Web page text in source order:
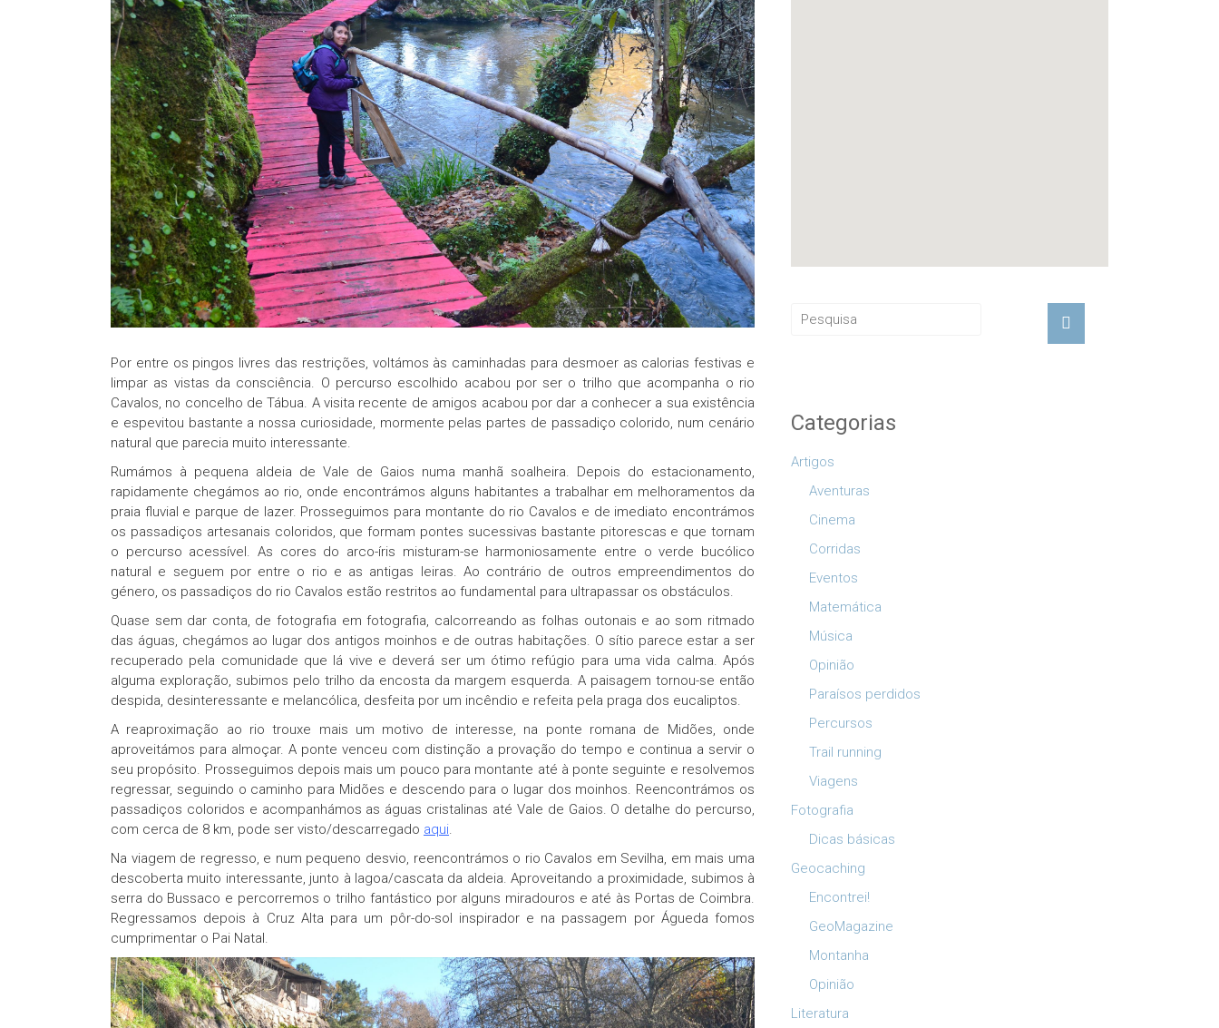
Por entre os pingos livres das restrições, voltámos às caminhadas para desmoer as calorias festivas e
limpar as vistas da consciência. O percurso escolhido acabou por ser o trilho que acompanha o rio
Cavalos, no concelho de Tábua. A visita recente de amigos acabou por dar a conhecer a sua existência
e espevitou bastante a nossa curiosidade, mormente pelas partes de passadiço colorido, num cenário
natural que parecia muito interessante.
Rumámos à pequena aldeia de Vale de Gaios numa manhã soalheira. Depois do estacionamento,
rapidamente chegámos ao rio, onde encontrámos alguns habitantes a trabalhar em melhoramentos da
praia fluvial e parque de lazer. Prosseguimos para montante do rio Cavalos e de imediato encontrámos
os passadiços artesanais coloridos, que formam pontes sucessivas bastante pitorescas e que tornam
o percurso acessível. As cores do arco-íris misturam-se harmoniosamente entre o verde bucólico
natural e seguem por entre o rio e as antigas leiras. Ao contrário de outros empreendimentos do
género, os passadiços do rio Cavalos estão restritos ao fundamental para ultrapassar os obstáculos.
Quase sem dar conta, de fotografia em fotografia, calcorreando as folhas outonais e ao som ritmado
das águas, chegámos ao lugar dos antigos moinhos e de outras habitações. O sítio parece estar a ser
recuperado pela comunidade que lá vive e deverá ser um ótimo refúgio para uma vida calma. Após
alguma exploração, subimos pelo trilho da encosta da margem esquerda. A paisagem tornou-se então
despida, desinteressante e melancólica, desfeita por um incêndio e refeita pela praga dos eucaliptos.
A reaproximação ao rio trouxe mais um motivo de interesse, na ponte romana de Midões, onde
aproveitámos para almoçar. A ponte venceu com distinção a provação do tempo e continua a servir o
seu propósito. Prosseguimos depois mais um pouco para montante até à ponte seguinte e resolvemos
regressar, seguindo o caminho para Midões e descendo para o lugar dos moinhos. Reencontrámos os
passadiços coloridos e acompanhámos as águas cristalinas até Vale de Gaios. O detalhe do percurso,
com cerca de 8 km, pode ser visto/descarregado aqui.
Na viagem de regresso, e num pequeno desvio, reencontrámos o rio Cavalos em Sevilha, em mais uma
descoberta muito interessante, junto à lagoa/cascata da aldeia. Aproveitando a proximidade, subimos à
serra do Bussaco e percorremos o trilho fantástico por alguns miradouros e até às Portas de Coimbra.
Regressamos depois à Cruz Alta para um pôr-do-sol inspirador e na passagem por Águeda fomos
cumprimentar o Pai Natal.
Categorias
Artigos
Aventuras
Cinema
Corridas
Eventos
Matemática
Música
Opinião
Paraísos perdidos
Percursos
Trail running
Viagens
Fotografia
Dicas básicas
Geocaching
Encontrei!
GeoMagazine
Montanha
Opinião
Literatura